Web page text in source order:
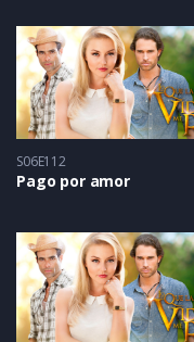
S06E112
Pago por amor